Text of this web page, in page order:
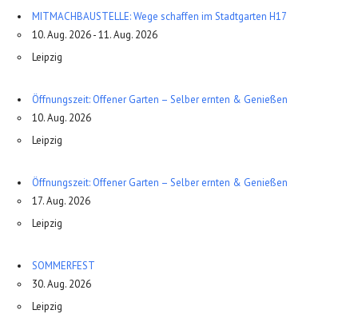
MITMACHBAUSTELLE: Wege schaffen im Stadtgarten H17
10. Aug. 2026 - 11. Aug. 2026
Leipzig
Öffnungszeit: Offener Garten – Selber ernten & Genießen
10. Aug. 2026
Leipzig
Öffnungszeit: Offener Garten – Selber ernten & Genießen
17. Aug. 2026
Leipzig
SOMMERFEST
30. Aug. 2026
Leipzig